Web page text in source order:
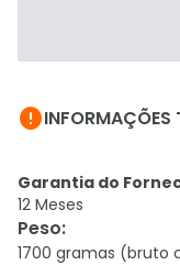
INFORMAÇÕES
Garantia do
12 Meses
Peso:
1700 gramas (bruto